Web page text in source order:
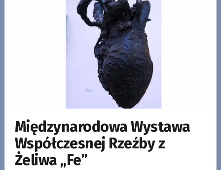
Międzynarodowa Wystawa
Współczesnej Rzeźby z
Żeliwa „Fe”